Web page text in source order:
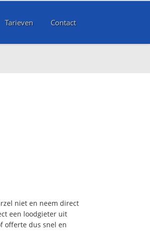
Tarieven Contact
niet en neem direct
een loodgieter uit
offerte dus snel en